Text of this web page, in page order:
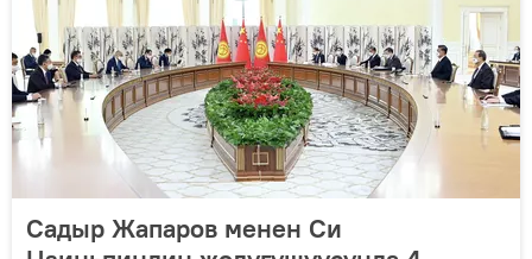
Садыр Жапаров менен Си